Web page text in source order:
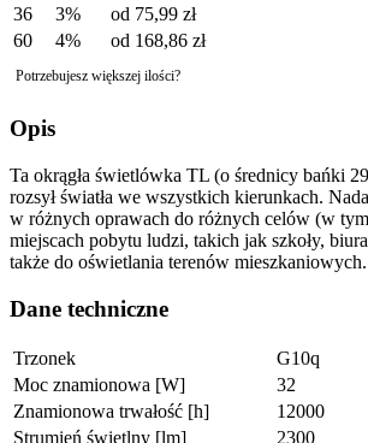
36
3% od 75,99 zł
60
4% od 168,86 zł
Potrzebujesz większej ilości?
Opis
Ta okrągła świetlówka TL (o średnicy bańki
rozsył światła we wszystkich kierunkach.
w różnych oprawach do różnych celów (w
miejscach pobytu ludzi, takich jak szkoły,
także do oświetlania terenów mieszkaniowych.
Dane techniczne
Trzonek
G10q
Moc znamionowa [W]
32
Znamionowa trwałość [h]
12000
Strumień świetlny [lm]
2300